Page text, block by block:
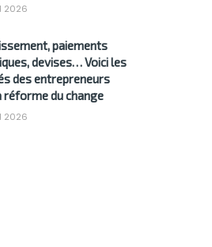
2026
paiements
devises… Voici les
des entrepreneurs
réforme du change
2026